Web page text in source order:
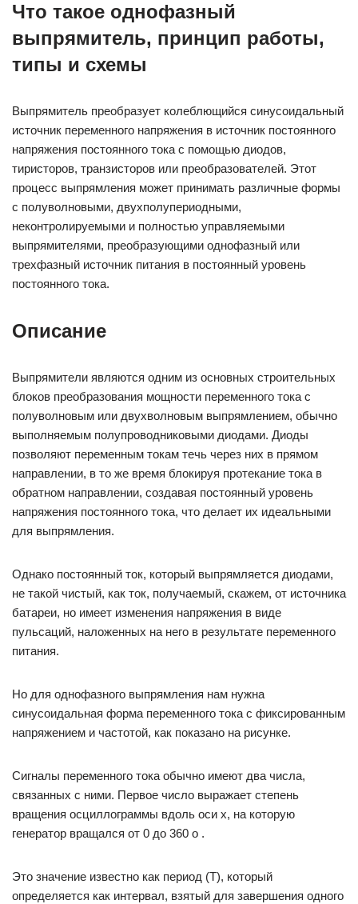
Что такое однофазный
выпрямитель, принцип работы,
типы и схемы
Выпрямитель преобразует колеблющийся синусоидальный
источник переменного напряжения в источник постоянного
напряжения постоянного тока с помощью диодов,
тиристоров, транзисторов или преобразователей. Этот
процесс выпрямления может принимать различные формы
с полуволновыми, двухполупериодными,
неконтролируемыми и полностью управляемыми
выпрямителями, преобразующими однофазный или
трехфазный источник питания в постоянный уровень
постоянного тока.
Описание
Выпрямители являются одним из основных строительных
блоков преобразования мощности переменного тока с
полуволновым или двухволновым выпрямлением, обычно
выполняемым полупроводниковыми диодами. Диоды
позволяют переменным токам течь через них в прямом
направлении, в то же время блокируя протекание тока в
обратном направлении, создавая постоянный уровень
напряжения постоянного тока, что делает их идеальными
для выпрямления.
Однако постоянный ток, который выпрямляется диодами,
не такой чистый, как ток, получаемый, скажем, от источника
батареи, но имеет изменения напряжения в виде
пульсаций, наложенных на него в результате переменного
питания.
Но для однофазного выпрямления нам нужна
синусоидальная форма переменного тока с фиксированным
напряжением и частотой, как показано на рисунке.
Сигналы переменного тока обычно имеют два числа,
связанных с ними. Первое число выражает степень
вращения осциллограммы вдоль оси x, на которую
генератор вращался от 0 до 360 o .
Это значение известно как период (T), который
определяется как интервал, взятый для завершения одного